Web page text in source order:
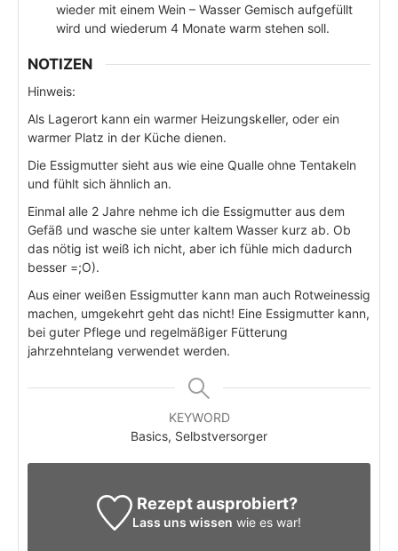
wieder mit einem Wein – Wasser Gemisch aufgefüllt
wird und wiederum 4 Monate warm stehen soll.
NOTIZEN
Hinweis:
Als Lagerort kann ein warmer Heizungskeller, oder ein
warmer Platz in der Küche dienen.
Die Essigmutter sieht aus wie eine Qualle ohne Tentakeln
und fühlt sich ähnlich an.
Einmal alle 2 Jahre nehme ich die Essigmutter aus dem
Gefäß und wasche sie unter kaltem Wasser kurz ab. Ob
das nötig ist weiß ich nicht, aber ich fühle mich dadurch
besser =;O).
Aus einer weißen Essigmutter kann man auch Rotweinessig
machen, umgekehrt geht das nicht! Eine Essigmutter kann,
bei guter Pflege und regelmäßiger Fütterung
jahrzehntelang verwendet werden.
KEYWORD
Basics, Selbstversorger
Rezept ausprobiert?
Lass uns wissen wie es war!